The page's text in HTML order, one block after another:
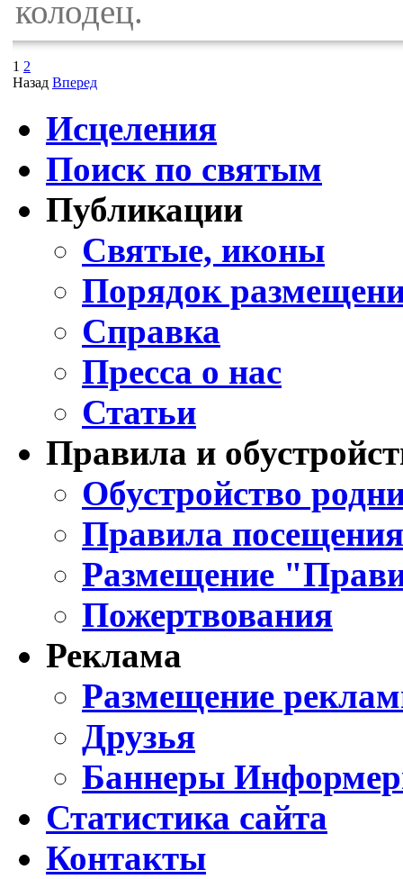
колодец.
1 2
Назад Вперед
Исцеления
Поиск по святым
Публикации
Святые, иконы
Порядок
Справка
Пресса о нас
Статьи
Правила и
Обустройство
Правила
Размещение
Пожертвования
Реклама
Размещение
Друзья
Баннеры
Статистика сайта
Контакты